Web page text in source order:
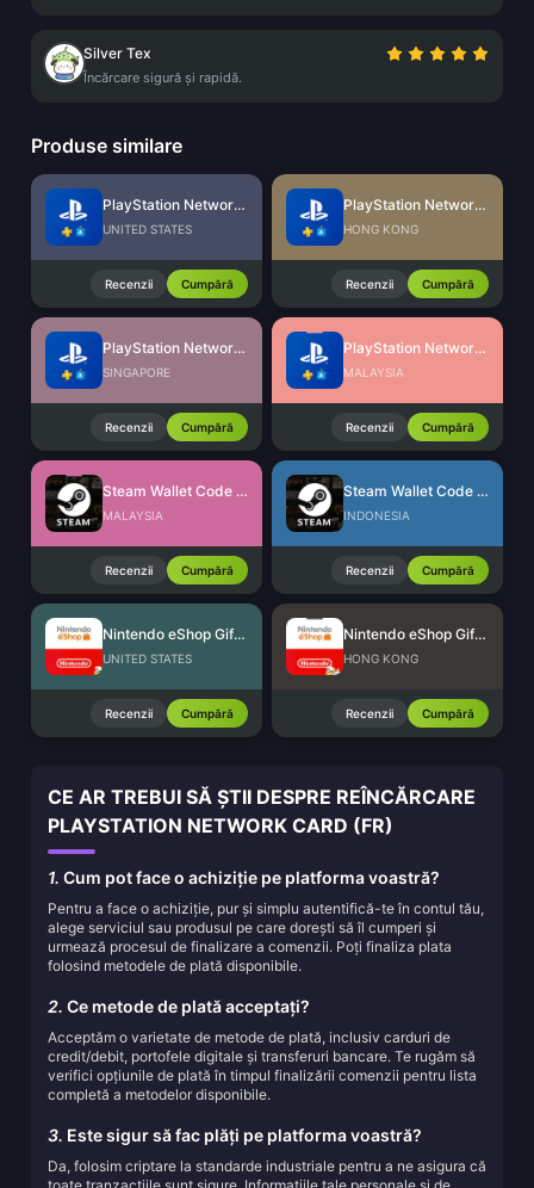
Silver Tex
Încărcare sigură și rapidă.
Produse similare
PlayStation Network Card (US)
UNITED STATES
Recenzii Cumpără
PlayStation Network Card (HK)
HONG KONG
Recenzii Cumpără
PlayStation Network Card (SG)
SINGAPORE
Recenzii Cumpără
PlayStation Network Card (MY)
MALAYSIA
Recenzii Cumpără
Steam Wallet Code (MYR)
MALAYSIA
Recenzii Cumpără
Steam Wallet Code (IDR)
INDONESIA
Recenzii Cumpără
Nintendo eShop Gift Card (US)
UNITED STATES
Recenzii Cumpără
Nintendo eShop Gift Card (HK)
HONG KONG
Recenzii Cumpără
CE AR TREBUI SĂ ȘTII DESPRE REÎNCĂRCARE
PLAYSTATION NETWORK CARD (FR)
1. Cum pot face o achiziție pe platforma voastră?
Pentru a face o achiziție, pur și simplu autentifică-te în contul tău,
alege serviciul sau produsul pe care dorești să îl cumperi și
urmează procesul de finalizare a comenzii. Poți finaliza plata
folosind metodele de plată disponibile.
2. Ce metode de plată acceptați?
Acceptăm o varietate de metode de plată, inclusiv carduri de
credit/debit, portofele digitale și transferuri bancare. Te rugăm să
verifici opțiunile de plată în timpul finalizării comenzii pentru lista
completă a metodelor disponibile.
3. Este sigur să fac plăți pe platforma voastră?
Da, folosim criptare la standarde industriale pentru a ne asigura că